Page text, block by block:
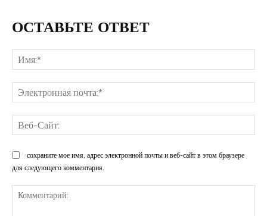
ОСТАВЬТЕ ОТВЕТ
сохраните мое имя, адрес электронной почты и веб-сайт в этом браузере
для следующего комментария.